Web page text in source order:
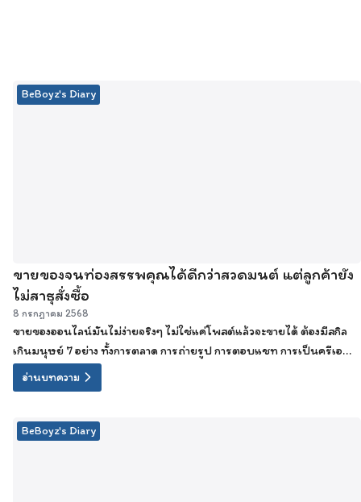
BeBoyz's Diary
ขายของจนท่องสรรพคุณได้ดีกว่าสวดมนต์ แต่ลูกค้ายัง
ไม่สาธุสั่งซื้อ
8 กรกฎาคม 2568
ขายของออนไลน์มันไม่ง่ายจริงๆ ไม่ใช่แค่โพสต์แล้วจะขายได้ ต้องมีสกิล
เกินมนุษย์ 7 อย่าง ทั้งการตลาด การถ่ายรูป การตอบแชท การเป็นครีเอ
เตอร์สายฮา และที่สำคัญที่สุด...ต้องเป็นนักบวชทางใจด้วย
อ่านบทความ
BeBoyz's Diary